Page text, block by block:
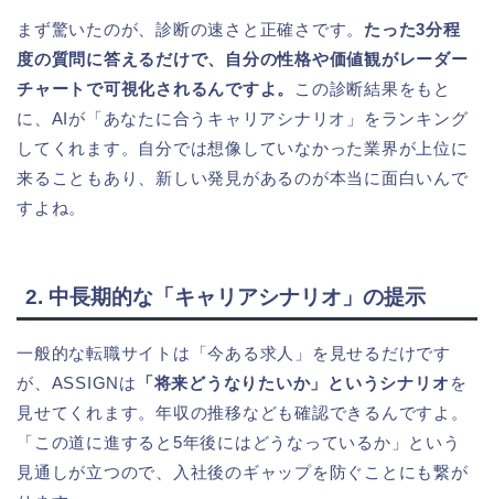
まず驚いたのが、診断の速さと正確さです。 たった3分程
度の質問に答えるだけで、自分の性格や価値観がレーダー
チャートで可視化されるんですよ。
この診断結果をもと
に、AIが「あなたに合うキャリアシナリオ」をランキング
してくれます。自分では想像していなかった業界が上位に
来ることもあり、新しい発見があるのが本当に面白いんで
すよね。
2. 中長期的な「キャリアシナリオ」の提示
一般的な転職サイトは「今ある求人」を見せるだけです
が、ASSIGNは
「将来どうなりたいか」というシナリオ を
見せてくれます。年収の推移なども確認できるんですよ。
「この道に進すると5年後にはどうなっているか」という
見通しが立つので、入社後のギャップを防ぐことにも繋が